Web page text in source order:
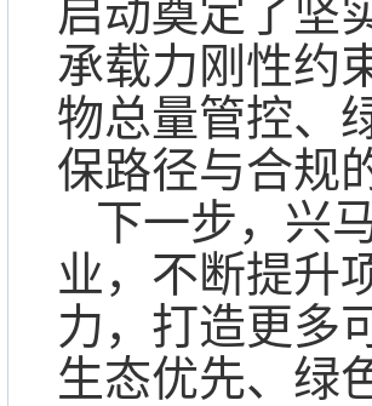
启动奠定了坚
承载力刚性约
物总量管控、
保路径与合规
下一步，兴
业，不断提升
力，打造更多
生态优先、绿